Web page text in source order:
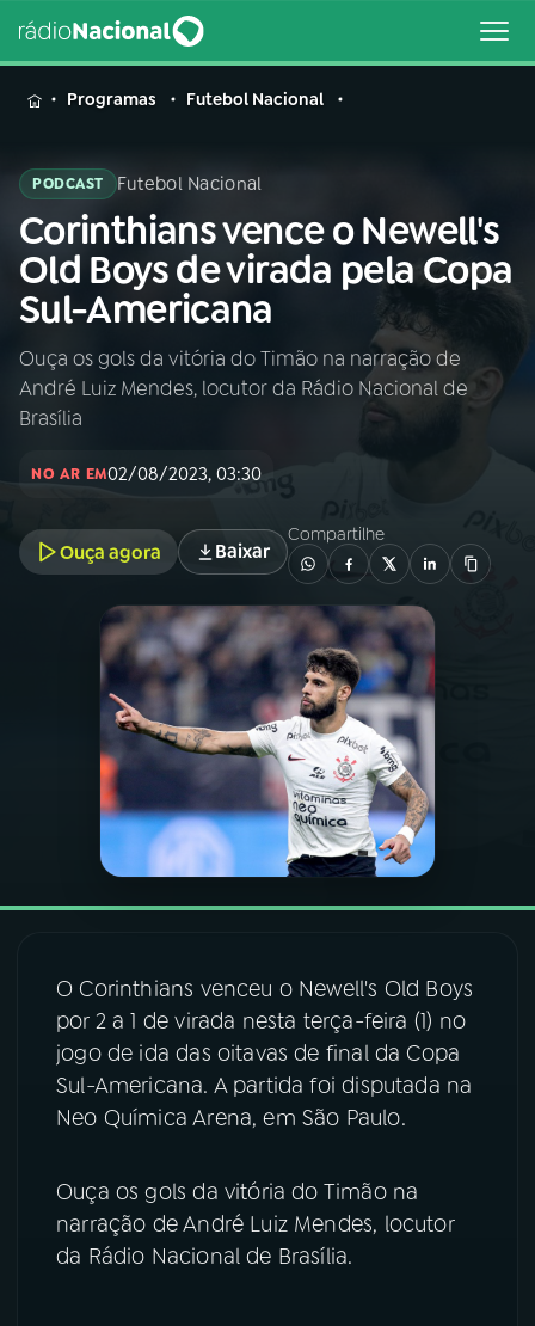
MENU
Buscar
na
Rádio
Nacional
Buscar
AO VIVO
PROGRAMAS
PODCASTS
VIDEOCASTS
07ÚLTIMAS
08FESTIVAL DE MÚSICA
ACOMPANHE A RÁDIO NACIONAL
YouTube Facebook
TikTok
Programas Futebol Nacional
PODCAST Futebol Nacional
Corinthians vence o Newell's
Old Boys de virada pela Copa
Sul-Americana
Ouça os gols da vitória do Timão na narração de
André Luiz Mendes, locutor da Rádio Nacional de
Brasília
NO AR EM02/08/2023, 03:30
Ouça agora Baixar
Compartilhe
O Corinthians venceu o Newell's Old Boys
por 2 a 1 de virada nesta terça-feira (1) no
jogo de ida das oitavas de final da Copa
Sul-Americana. A partida foi disputada na
Neo Química Arena, em São Paulo.
Ouça os gols da vitória do Timão na
narração de André Luiz Mendes, locutor
da Rádio Nacional de Brasília.